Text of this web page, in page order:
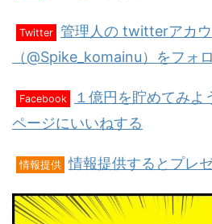
Twitter 管理人の twitterアカウ
（@Spike_komainu）をフォ
Facebook
１億円を貯めてみよ
ページにいいねする
情報提供 情報提供するとプレ